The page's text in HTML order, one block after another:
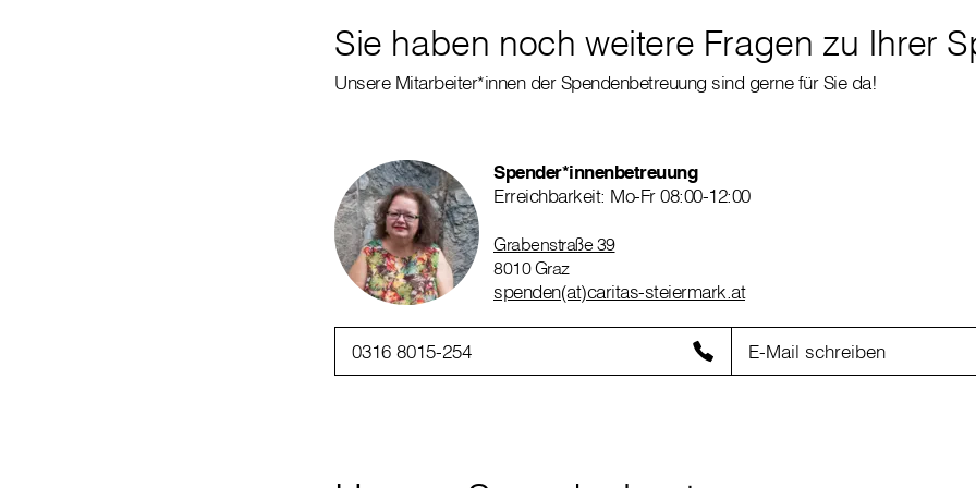
Sie haben noch weitere Fragen zu Ihrer
Unsere Mitarbeiter*innen der Spendenbetreuung sind gerne für Sie da!
Spender*innenbetreuung
Erreichbarkeit: Mo-Fr 08:00-12:00
Grabenstraße 39
8010 Graz
spenden(at)caritas-steiermark.at
0316 8015-254 E-Mail schreiben